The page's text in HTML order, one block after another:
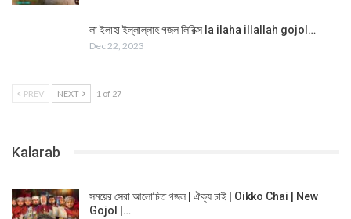
লা ইলাহা ইল্লাল্লাহ গজল লিরিক্স la ilaha illallah gojol…
Dec 22, 2023
PREV NEXT 1 of 27
Kalarab
সময়ের সেরা আলোচিত গজল | ঐক্য চাই | Oikko Chai | New
Gojol |…